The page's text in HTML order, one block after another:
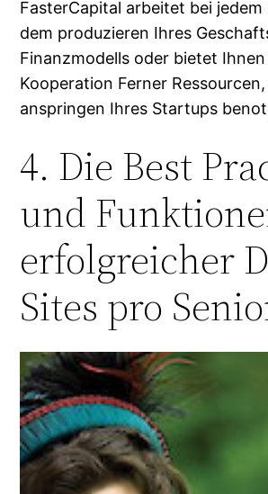
FasterCapital arbeitet bei jedem
dem produzieren Ihres
Finanzmodells oder bietet
Kooperation Ferner
anspringen Ihres Startups
4. Die Best
und
erfolgreicher
Sites pro